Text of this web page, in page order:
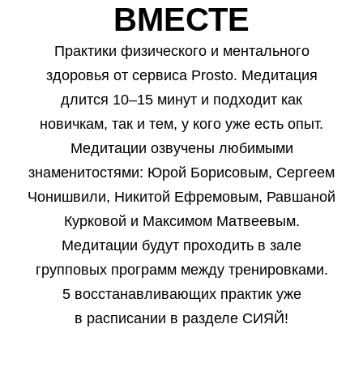
ВМЕСТЕ
Практики физического и ментального
здоровья от сервиса Prosto. Медитация
длится 10–15 минут и подходит как
новичкам, так и тем, у кого уже есть опыт.
Медитации озвучены любимыми
знаменитостями: Юрой Борисовым, Сергеем
Чонишвили, Никитой Ефремовым, Равшаной
Курковой и Максимом Матвеевым.
Медитации будут проходить в зале
групповых программ между тренировками.
5 восстанавливающих практик уже
в расписании в разделе СИЯЙ!